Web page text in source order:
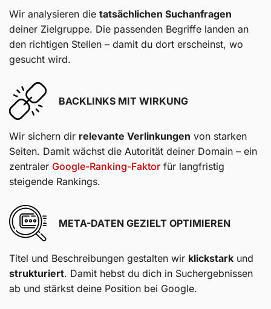
Wir analysieren die tatsächlichen Suchanfragen
deiner Zielgruppe. Die passenden Begriffe landen an
den richtigen Stellen – damit du dort erscheinst, wo
gesucht wird.
BACKLINKS MIT WIRKUNG
Wir sichern dir relevante Verlinkungen von starken
Seiten. Damit wächst die Autorität deiner Domain – ein
zentraler Google-Ranking-Faktor für langfristig
steigende Rankings.
META-DATEN GEZIELT OPTIMIEREN
Titel und Beschreibungen gestalten wir klickstark und
strukturiert. Damit hebst du dich in Suchergebnissen
ab und stärkst deine Position bei Google.